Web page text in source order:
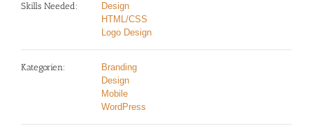
Skills Needed:
Design
HTML/CSS
Logo Design
Kategorien:
Branding
Design
Mobile
WordPress